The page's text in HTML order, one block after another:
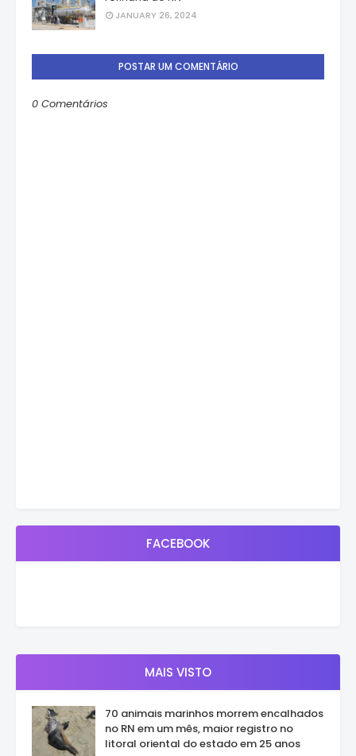
JANUARY 26, 2024
POSTAR UM COMENTÁRIO
0 Comentários
FACEBOOK
MAIS VISTO
70 animais marinhos morrem encalhados
no RN em um mês, maior registro no
litoral oriental do estado em 25 anos